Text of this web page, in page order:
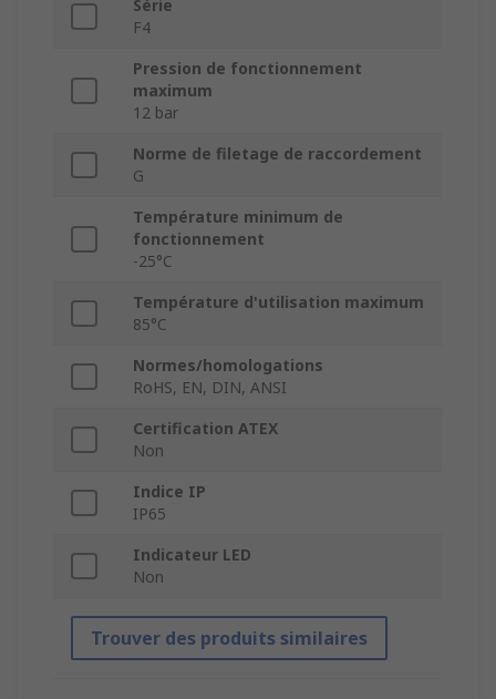
Série
F4
Pression de fonctionnement
maximum
12 bar
Norme de filetage de raccordement
G
Température minimum de
fonctionnement
-25°C
Température d'utilisation maximum
85°C
Normes/homologations
RoHS, EN, DIN, ANSI
Certification ATEX
Non
Indice IP
IP65
Indicateur LED
Non
Trouver des produits similaires